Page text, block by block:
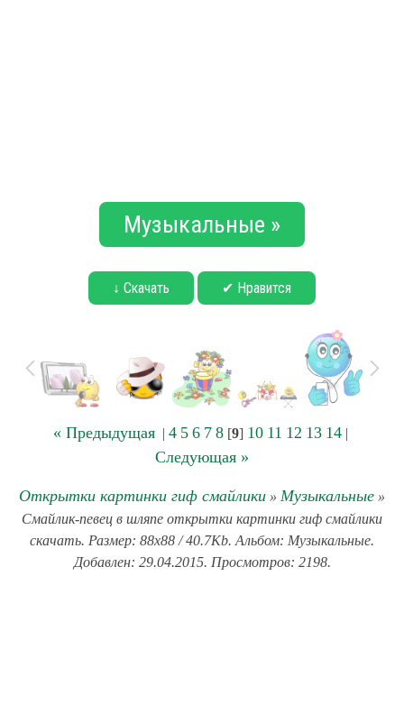
Музыкальные »
↓ Скачать ✔ Нравится
« Предыдущая| 4 5 6 7 8[9] 10 11 12 13 14|
Следующая »
Открытки картинки гиф смайлики » Музыкальные »
Смайлик-певец в шляпе открытки картинки гиф смайлики
скачать. Размер: 88x88 / 40.7Kb. Альбом: Музыкальные.
Добавлен: 29.04.2015. Просмотров: 2198.